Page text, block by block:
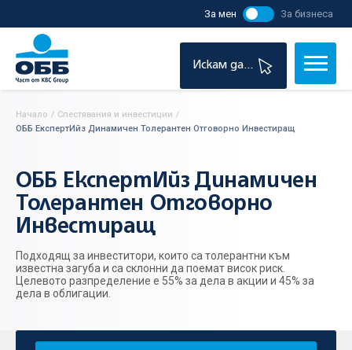
За мен За бизнеса
Искам да...
Начало / Спестявания и инвестиции /
ОББ ЕкспертИйз Динамичен Толерантен Отговорно Инвестиращ
ОББ ЕкспертИйз Динамичен
Толерантен Отговорно
Инвестиращ
Подходящ за инвеститори, които са толерантни към
известна загуба и са склонни да поемат висок риск.
Целевото разпределение е 55% за дела в акции и 45% за
дела в облигации.